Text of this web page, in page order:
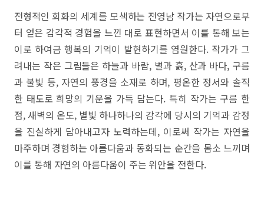
전형적인 회화의 세계를 모색하는 전영남 작가는 자연으로부
터 얻은 감각적 경험을 느낀 대로 표현하면서 이를 통해 보는
이로 하여금 행복의 기억이 발현하기를 염원한다. 작가가 그
려내는 작은 그림들은 하늘과 바람, 별과 흙, 산과 바다, 구름
과 불빛 등, 자연의 풍경을 소재로 하며, 평온한 정서와 솔직
한 태도로 희망의 기운을 가득 담는다. 특히 작가는 구름 한
점, 새벽의 온도, 별빛 하나하나의 감각에 당시의 기억과 감정
을 진실하게 담아내고자 노력하는데, 이로써 작가는 자연을
마주하며 경험하는 아름다움과 동화되는 순간을 몸소 느끼며
이를 통해 자연의 아름다움이 주는 위안을 전한다.